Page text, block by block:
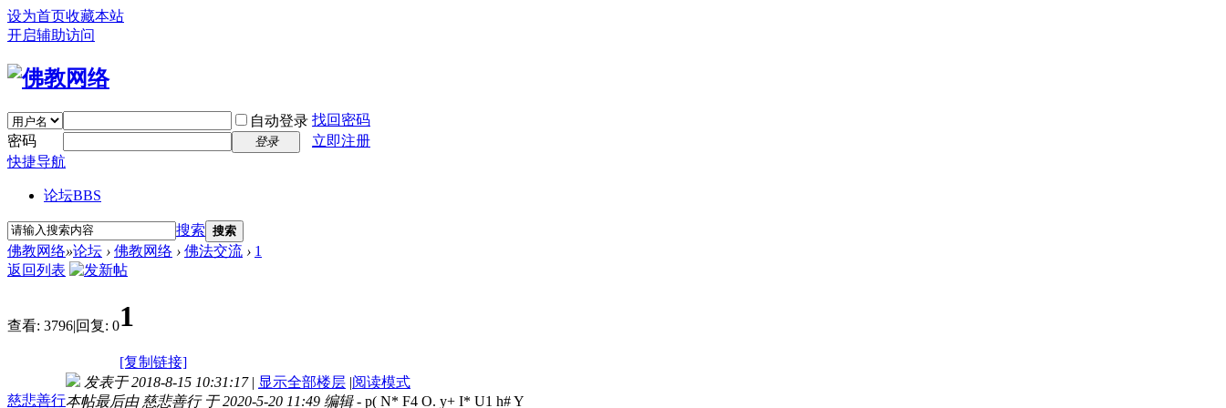
设为首页收藏本站
开启辅助访问
自动登录 找回密码
密码
登录
立即注册
快捷导航
论坛BBS
搜索 搜索
佛教网络»论坛 › 佛教网络 › 佛法交流 › 1
返回列表
查看: 3796|回复: 01
[复制链接]
慈悲善行
发表于 2018-8-15 10:31:17 | 显示全部楼层 |阅读模式
本帖最后由 慈悲善行 于 2020-5-20 11:49 编辑- p( N* F4 O. y+ I* U1 h# Y